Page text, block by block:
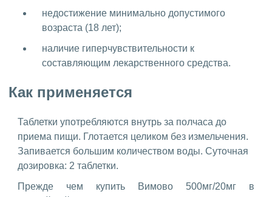
недостижение минимально допустимого
возраста (18 лет);
наличие гиперчувствительности к
составляющим лекарственного средства.
Как применяется
Таблетки употребляются внутрь за полчаса до
приема пищи. Глотается целиком без измельчения.
Запивается большим количеством воды. Суточная
дозировка: 2 таблетки.
Прежде чем купить Вимово 500мг/20мг в